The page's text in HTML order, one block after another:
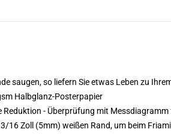
saugen, so liefern Sie etwas Leben zu
Halbglanz-Posterpapier
Reduktion - Überprüfung mit
16 Zoll (5mm) weißen Rand, um beim